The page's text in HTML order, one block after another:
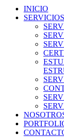
INICIO
SERVICIOS